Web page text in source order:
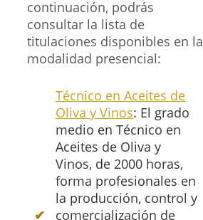
continuación, podrás
consultar la lista de
titulaciones disponibles en la
modalidad presencial:
Técnico en Aceites de
Oliva y Vinos: El grado
medio en Técnico en
Aceites de Oliva y
Vinos, de 2000 horas,
forma profesionales en
la producción, control y
comercialización de